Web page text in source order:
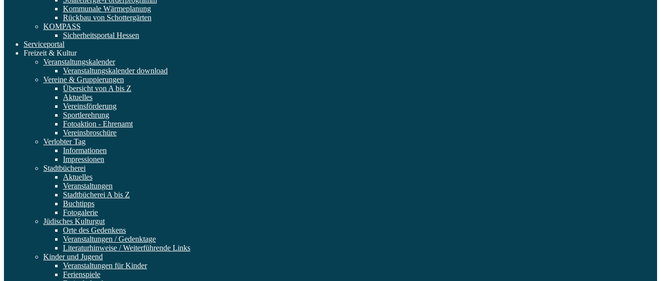
Kommunale Wärmeplanung
Rückbau von Schottergärten
KOMPASS
Sicherheitsportal Hessen
Serviceportal
Freizeit & Kultur
Veranstaltungskalender
Veranstaltungskalender download
Vereine & Gruppierungen
Übersicht von A bis Z
Aktuelles
Vereinsförderung
Sportlerehrung
Fotoaktion - Ehrenamt
Vereinsbroschüre
Verlobter Tag
Informationen
Impressionen
Stadtbücherei
Aktuelles
Veranstaltungen
Stadtbücherei A bis Z
Buchtipps
Fotogalerie
Jüdisches Kulturgut
Orte des Gedenkens
Veranstaltungen / Gedenktage
Literaturhinweise / Weiterführende Links
Kinder und Jugend
Veranstaltungen für Kinder
Ferienspiele